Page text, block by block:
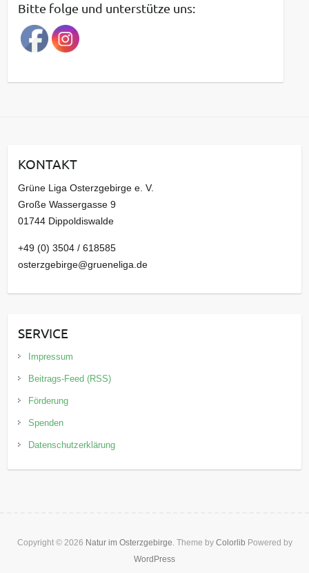
r
a
g
a
v
Bitte folge und unterstütze uns:
KONTAKT
Grüne Liga Osterzgebirge e. V.
Große Wassergasse 9
01744 Dippoldiswalde
+49 (0) 3504 / 618585
osterzgebirge@grueneliga.de
SERVICE
Impressum
Beitrags-Feed (RSS)
Förderung
Spenden
Datenschutzerklärung
Copyright © 2026 Natur im Osterzgebirge. Theme by Colorlib Powered by
WordPress